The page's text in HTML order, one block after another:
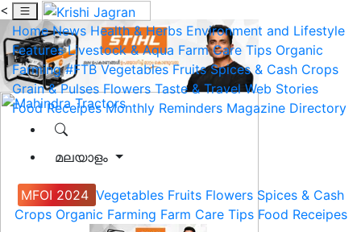
<
Home News Health & Herbs Environment and Lifestyle
Features Livestock & Aqua Farm Care Tips Organic
Farming #FTB Vegetables Fruits Spices & Cash Crops
Grain & Pulses Flowers Taste & Travel Web Stories
Food Receipes Monthly Reminders Magazine Directory
മലയാളം
MFOI 2024 Vegetables Fruits Flowers Spices & Cash
Crops Organic Farming Farm Care Tips Food Receipes